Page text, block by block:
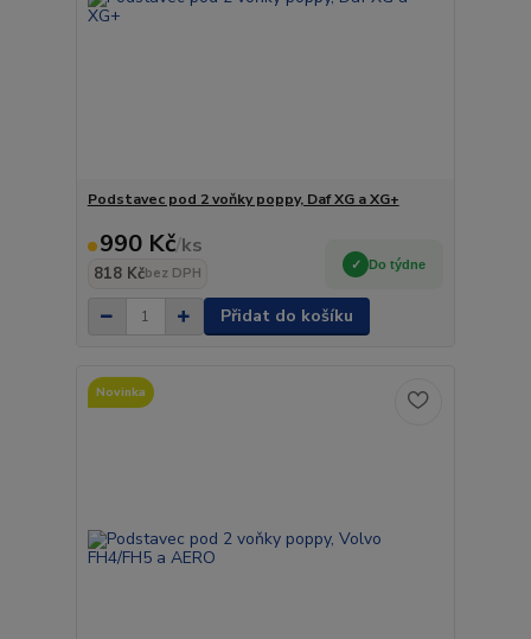
Podstavec pod 2 voňky poppy, Daf XG a XG+
990 Kč/ks
818 Kčbez DPH
Do týdne
Přidat do košíku
Novinka